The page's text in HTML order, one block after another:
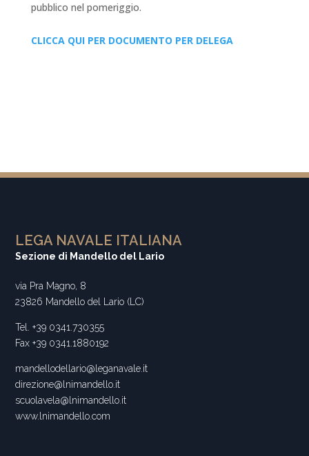
pubblico nel pomeriggio.
CLICCA QUI PER DOCUMENTO PER DELEGA
LEGA NAVALE ITALIANA
Sezione di Mandello del Lario
via Pra Magno, 8
23826 Mandello del Lario (LC)
Tel. +39 0341.730355
Fax +39 0341.1880192
mandellodellario@leganavale.it
direzione@lnimandello.it
scuolavela@lnimandello.it
www.lnimandello.com